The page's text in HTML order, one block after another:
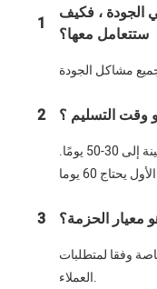
1
الجودة ، فكيف
ستتعامل معها؟
2 وقت التسليم ؟
يحتاج النمط إلى 30-60 يومًا، وتحتاج العينة إلى 30-50 يومًا.
3 معيار الحزمة؟
وفقا لمتطلبات
العملاء.